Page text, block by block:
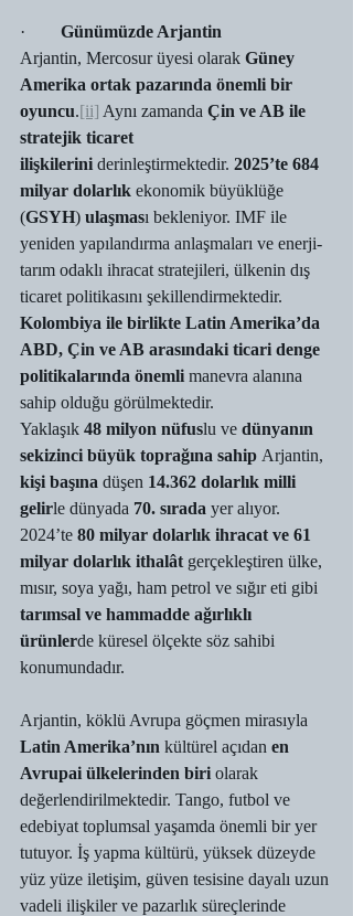
· Günümüzde Arjantin
Arjantin, Mercosur üyesi olarak Güney
Amerika ortak pazarında önemli bir
oyuncu.[ii] Aynı zamanda Çin ve AB ile
stratejik ticaret
ilişkilerini derinleştirmektedir. 2025’te 684
milyar dolarlık ekonomik büyüklüğe
(GSYH) ulaşması bekleniyor. IMF ile
yeniden yapılandırma anlaşmaları ve enerji-
tarım odaklı ihracat stratejileri, ülkenin dış
ticaret politikasını şekillendirmektedir.
Kolombiya ile birlikte Latin Amerika’da
ABD, Çin ve AB arasındaki ticari denge
politikalarında önemli manevra alanına
sahip olduğu görülmektedir.
Yaklaşık 48 milyon nüfuslu ve dünyanın
sekizinci büyük toprağına sahip Arjantin,
kişi başına düşen 14.362 dolarlık milli
gelirle dünyada 70. sırada yer alıyor.
2024’te 80 milyar dolarlık ihracat ve 61
milyar dolarlık ithalât gerçekleştiren ülke,
mısır, soya yağı, ham petrol ve sığır eti gibi
tarımsal ve hammadde ağırlıklı
ürünlerde küresel ölçekte söz sahibi
konumundadır.
Arjantin, köklü Avrupa göçmen mirasıyla
Latin Amerika’nın kültürel açıdan en
Avrupai ülkelerinden biri olarak
değerlendirilmektedir. Tango, futbol ve
edebiyat toplumsal yaşamda önemli bir yer
tutuyor. İş yapma kültürü, yüksek düzeyde
yüz yüze iletişim, güven tesisine dayalı uzun
vadeli ilişkiler ve pazarlık süreçlerinde